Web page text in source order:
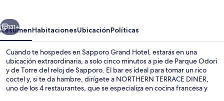
Siguiente
131+
ResumenHabitacionesUbicaciónPolíticas
Cuando te hospedes en Sapporo Grand Hotel, estarás en una
ubicación extraordinaria, a solo cinco minutos a pie de Parque Odori
y de Torre del reloj de Sapporo. El bar es ideal para tomar un rico
coctel y, si te da hambre, dirígete a NORTHERN TERRACE DINER,
uno de los 4 restaurantes, que se especializa en cocina francesa y